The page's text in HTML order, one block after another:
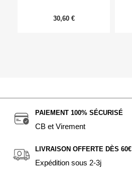
30,60 €
PAIEMENT 100% SÉCURISÉ
CB et Virement
LIVRAISON OFFERTE DÈS 60€
Expédition sous 2-3j